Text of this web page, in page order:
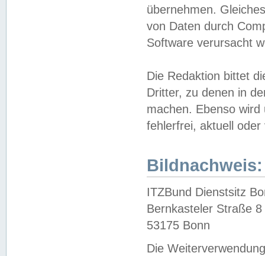
übernehmen.
von Daten durch
Software verursacht
Die Redaktion bittet
Dritter, zu denen in
machen. Ebenso
fehlerfrei, aktuell oder
Bildnachweis:
ITZBund Dienstsitz
Bernkasteler Straße 8
53175 Bonn
Die